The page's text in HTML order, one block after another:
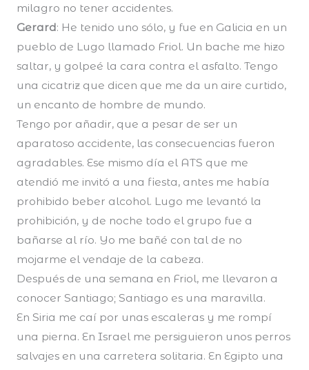
milagro no tener accidentes.
Gerard: He tenido uno sólo, y fue en Galicia en un
pueblo de Lugo llamado Friol. Un bache me hizo
saltar, y golpeé la cara contra el asfalto. Tengo
una cicatriz que dicen que me da un aire curtido,
un encanto de hombre de mundo.
Tengo por añadir, que a pesar de ser un
aparatoso accidente, las consecuencias fueron
agradables. Ese mismo día el ATS que me
atendió me invitó a una fiesta, antes me había
prohibido beber alcohol. Lugo me levantó la
prohibición, y de noche todo el grupo fue a
bañarse al río. Yo me bañé con tal de no
mojarme el vendaje de la cabeza.
Después de una semana en Friol, me llevaron a
conocer Santiago; Santiago es una maravilla.
En Siria me caí por unas escaleras y me rompí
una pierna. En Israel me persiguieron unos perros
salvajes en una carretera solitaria. En Egipto una